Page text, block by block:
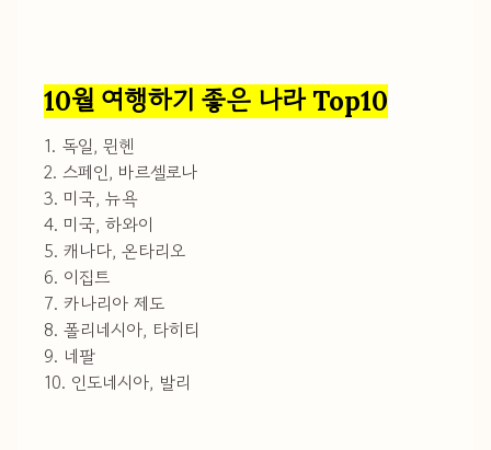
10월 여행하기 좋은 나라 Top10
1. 독일, 뮌헨
2. 스페인, 바르셀로나
3. 미국, 뉴욕
4. 미국, 하와이
5. 캐나다, 온타리오
6. 이집트
7. 카나리아 제도
8. 폴리네시아, 타히티
9. 네팔
10. 인도네시아, 발리